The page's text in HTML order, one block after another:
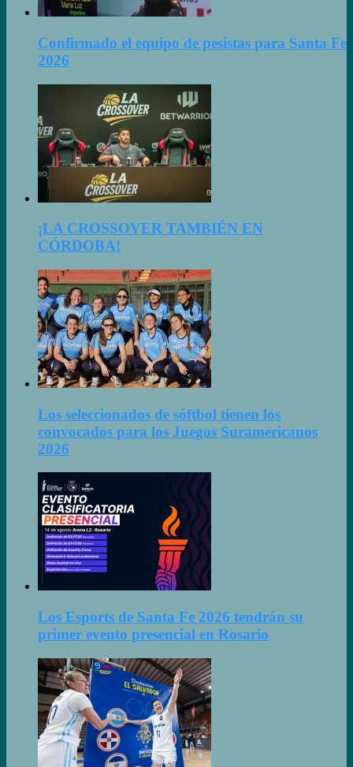
Confirmado el equipo de pesistas para Santa Fe
2026
¡LA CROSSOVER TAMBIÉN EN
CÓRDOBA!
Los seleccionados de sóftbol tienen los
convocados para los Juegos Suramericanos
2026
Los Esports de Santa Fe 2026 tendrán su
primer evento presencial en Rosario